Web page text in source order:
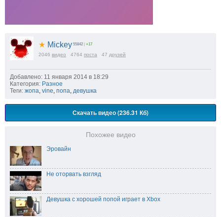
★ Mickey 55842 +17
2046 видео 4764 поста 47 друзей
Добавлено: 11 января 2014 в 18:29
Категория: Разное
Теги: жопа, vine, попа, девушка
Скачать видео (236.31 Кб)
Похожее видео
Эровайн
Не оторвать взгляд
Девушка с хорошей попой играет в Xbox